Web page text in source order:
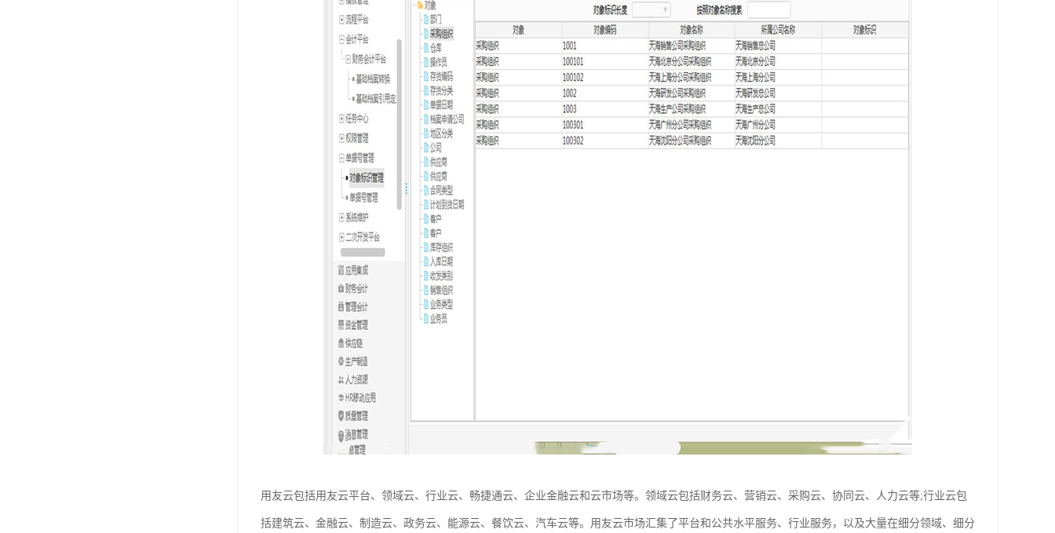
用友云包括用友云平台、领域云、行业云、畅捷通云、企业金融云和云市场等。领域云包括财务云、营销云、采购云、协同云、人力云等;行业云包
括建筑云、金融云、制造云、政务云、能源云、餐饮云、汽车云等。用友云市场汇集了平台和公共水平服务、行业服务，以及大量在细分领域、细分